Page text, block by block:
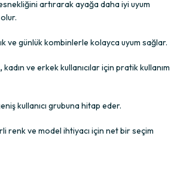
artırarak ayağa daha iyi uyum
ve günlük kombinlerle kolayca uyum sağlar.
kadın ve erkek kullanıcılar için pratik kullanım
kullanıcı grubuna hitap eder.
renk ve model ihtiyacı için net bir seçim